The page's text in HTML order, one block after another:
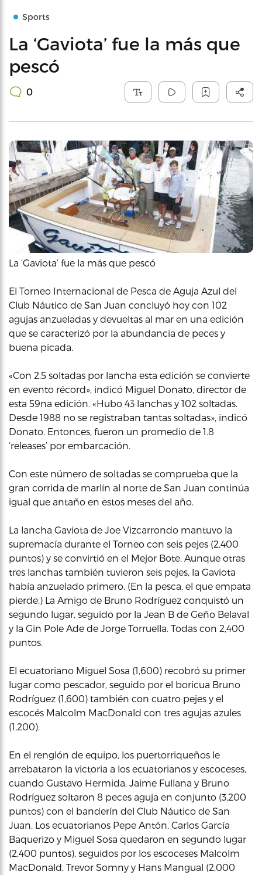
Sports
La ‘Gaviota’ fue la más que
pescó
0
La ‘Gaviota’ fue la más que pescó
El Torneo Internacional de Pesca de Aguja Azul del
Club Náutico de San Juan concluyó hoy con 102
agujas anzueladas y devueltas al mar en una edición
que se caracterizó por la abundancia de peces y
buena picada.
«Con 2.5 soltadas por lancha esta edición se convierte
en evento récord», indicó Miguel Donato, director de
esta 59na edición. «Hubo 43 lanchas y 102 soltadas.
Desde 1988 no se registraban tantas soltadas», indicó
Donato. Entonces, fueron un promedio de 1.8
‘releases’ por embarcación.
Con este número de soltadas se comprueba que la
gran corrida de marlín al norte de San Juan continúa
igual que antaño en estos meses del año.
La lancha Gaviota de Joe Vizcarrondo mantuvo la
supremacía durante el Torneo con seis pejes (2,400
puntos) y se convirtió en el Mejor Bote. Aunque otras
tres lanchas también tuvieron seis pejes, la Gaviota
había anzuelado primero. (En la pesca, el que empata
pierde.) La Amigo de Bruno Rodríguez conquistó un
segundo lugar, seguido por la Jean B de Geño Belaval
y la Gin Pole Ade de Jorge Torruella. Todas con 2,400
puntos.
El ecuatoriano Miguel Sosa (1,600) recobró su primer
lugar como pescador, seguido por el boricua Bruno
Rodríguez (1,600) también con cuatro pejes y el
escocés Malcolm MacDonald con tres agujas azules
(1,200).
En el renglón de equipo, los puertorriqueños le
arrebataron la victoria a los ecuatorianos y escoceses,
cuando Gustavo Hermida, Jaime Fullana y Bruno
Rodríguez soltaron 8 peces aguja en conjunto (3,200
puntos) con el banderín del Club Náutico de San
Juan. Los ecuatorianos Pepe Antón, Carlos García
Baquerizo y Miguel Sosa quedaron en segundo lugar
(2,400 puntos), seguidos por los escoceses Malcolm
MacDonald, Trevor Somny y Hans Mangual (2,000